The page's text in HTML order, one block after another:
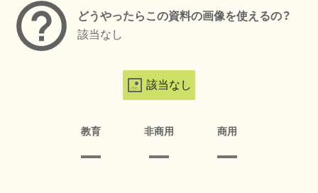
どうやったらこの資料の画像を使えるの？
該当なし
該当なし
教育 非商用 商用